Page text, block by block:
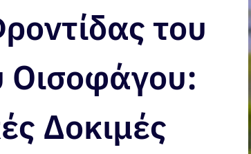
του
Οισοφάγου:
Δοκιμές